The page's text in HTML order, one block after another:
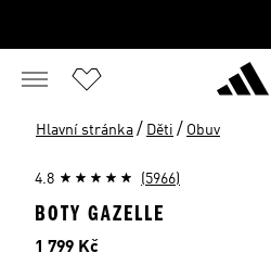
Hlavní stránka / Děti / Obuv
4.8 (5966)
BOTY GAZELLE
Cena
1 799 Kč